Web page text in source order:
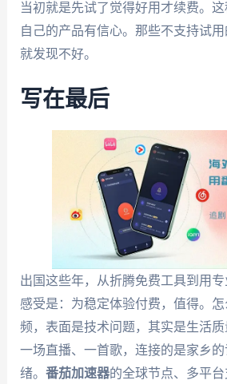
当初就是先试了觉得好用才续费。
自己的产品有信心。那些不支持试
就发现不好。
写在最后
出国这些年，从折腾免费工具到用
感受是：为稳定体验付费，值得。
频，表面是技术问题，其实是生活质
一场直播、一首歌，连接的是家乡
绪。 番茄加速器的全球节点、多平台